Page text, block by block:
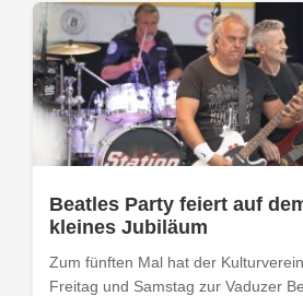
Beatles Party feiert auf
kleines Jubiläum
Zum fünften Mal hat der
Freitag und Samstag zur Vaduzer